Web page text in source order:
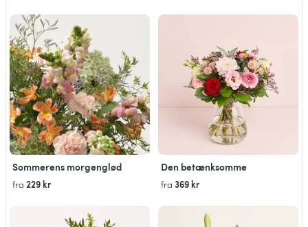
Sommerens morgenglød
fra 229 kr
Den betænksomme
fra 369 kr